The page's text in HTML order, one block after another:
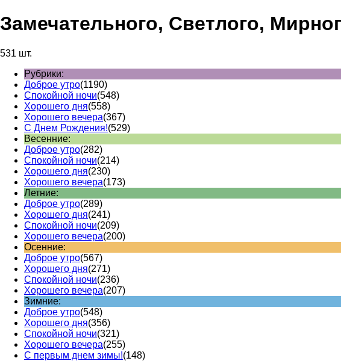
Замечательного, Светлого,
531 шт.
Рубрики:
Доброе утро(1190)
Спокойной ночи(548)
Хорошего дня(558)
Хорошего вечера(367)
С Днем Рождения!(529)
Весенние:
Доброе утро(282)
Спокойной ночи(214)
Хорошего дня(230)
Хорошего вечера(173)
Летние:
Доброе утро(289)
Хорошего дня(241)
Спокойной ночи(209)
Хорошего вечера(200)
Осенние:
Доброе утро(567)
Хорошего дня(271)
Спокойной ночи(236)
Хорошего вечера(207)
Зимние:
Доброе утро(548)
Хорошего дня(356)
Спокойной ночи(321)
Хорошего вечера(255)
С первым днем зимы!(148)